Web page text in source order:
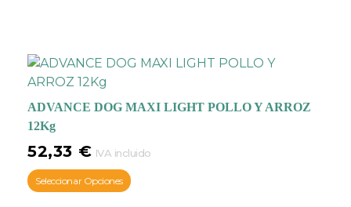
ADVANCE DOG MAXI LIGHT POLLO Y ARROZ
12Kg
52,33 € IVA incluido
Seleccionar Opciones